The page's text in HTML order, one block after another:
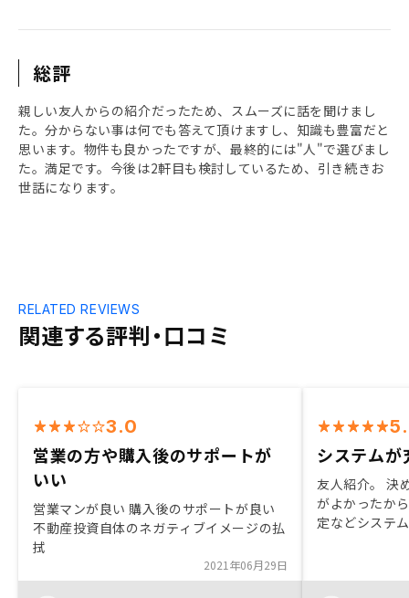
総評
親しい友人からの紹介だったため、スムーズに話を聞けまし
た。分からない事は何でも答えて頂けますし、知識も豊富だと
思います。物件も良かったですが、最終的には"人"で選びまし
た。満足です。今後は2軒目も検討しているため、引き続きお
世話になります。
関連する評判・口コミ
RELATED REVIEWS
3.0
営業の方や購入後のサポートが
いい
営業マンが良い 購入後のサポートが良い
不動産投資自体のネガティブイメージの払
拭
2021年06月29日
システムが
友人紹介。 決
がよかったか
定などシステ
も即レスくれ